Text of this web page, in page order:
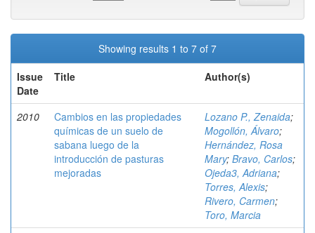
Showing results 1 to 7 of 7
Issue
Date
Title Author(s)
2010
Cambios en las propiedades
químicas de un suelo de
sabana luego de la
introducción de pasturas
mejoradas
Lozano P., Zenaida;
Mogollón, Álvaro;
Hernández, Rosa
Mary; Bravo, Carlos;
Ojeda3, Adriana;
Torres, Alexis;
Rivero, Carmen;
Toro, Marcia